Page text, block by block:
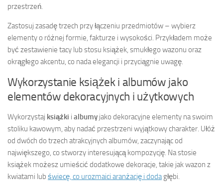
przestrzeń.
Zastosuj zasadę trzech przy łączeniu przedmiotów – wybierz
elementy o różnej formie, fakturze i wysokości. Przykładem może
być zestawienie tacy lub stosu książek, smukłego wazonu oraz
okrągłego akcentu, co nada elegancji i przyciągnie uwagę.
Wykorzystanie książek i albumów jako
elementów dekoracyjnych i użytkowych
Wykorzystaj książki i albumy jako dekoracyjne elementy na swoim
stoliku kawowym, aby nadać przestrzeni wyjątkowy charakter. Ułóż
od dwóch do trzech atrakcyjnych albumów, zaczynając od
największego, co stworzy interesującą kompozycję. Na stosie
książek możesz umieścić dodatkowe dekoracje, takie jak wazon z
kwiatami lub świecę, co urozmaici aranżację i dodagłębi.